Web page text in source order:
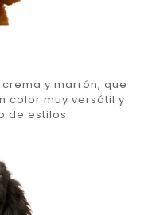
y marrón, que
color muy versátil y
de estilos.